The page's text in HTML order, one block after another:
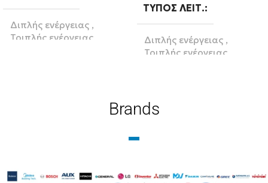
Διπλής ενέργειας ,
Τριπλής ενέργειας
ΥΛΙΚΌ Glass
ΤΎΠΟΣ ΛΕΙΤ.
Διπλής ενέργειας ,
Τριπλής ενέργειας
Brands